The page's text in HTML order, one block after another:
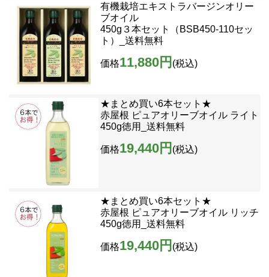
有機栽培エキストラバージンオリー
ブオイル
450g３本セット（BSB450-110セッ
ト）_送料無料
価格11,880円 (税込)
★まとめ買い6本セット★
赤屋根 ピュアオリーブオイル ライト
450g徳用_送料無料
価格19,440円 (税込)
★まとめ買い6本セット★
赤屋根 ピュアオリーブオイル リッチ
450g徳用_送料無料
価格19,440円 (税込)